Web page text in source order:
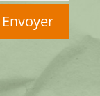
Envoyer